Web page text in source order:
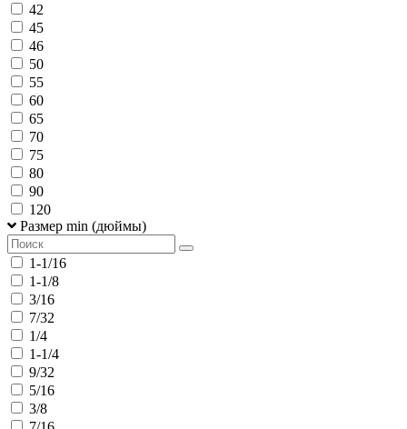
42
45
46
50
55
60
65
70
75
80
90
120
Размер min (дюймы)
1-1/16
1-1/8
3/16
7/32
1/4
1-1/4
9/32
5/16
3/8